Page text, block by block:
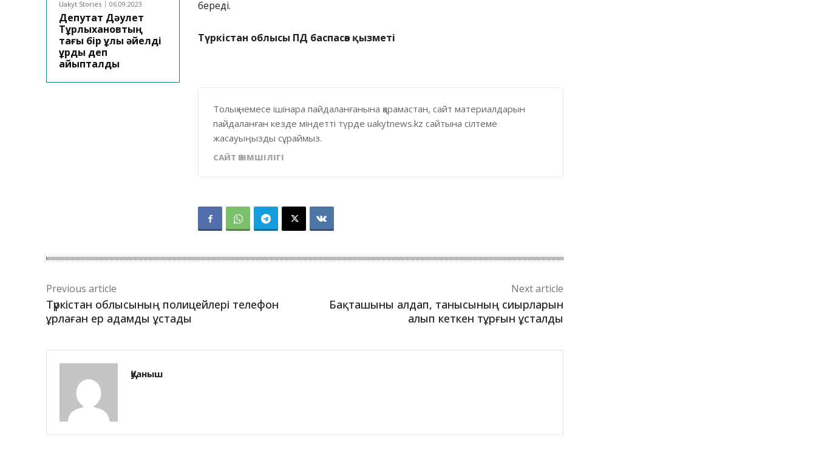
Uakyt Stories 06.09.2023
Депутат Дәулет
Тұрлыхановтың
тағы бір ұлы әйелді
ұрды деп
айыпталды
береді.
Түркістан облысы ПД баспасөз қызметі
Толық немесе ішінара пайдаланғанына қарамастан, сайт материалдарын
пайдаланған кезде міндетті түрде uakytnews.kz сайтына сілтеме
жасауыңызды сұраймыз.
САЙТ ӘКІМШІЛІГІ
Previous article
Түркістан облысының полицейлері телефон
ұрлаған ер адамды ұстады
Next article
Бақташыны алдап, танысының сиырларын
алып кеткен тұрғын ұсталды
Қуаныш